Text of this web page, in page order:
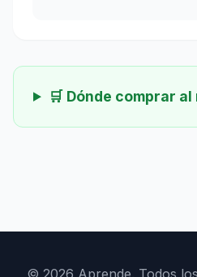
🛒 Dónde comprar
© 2026 Aprende. Todos